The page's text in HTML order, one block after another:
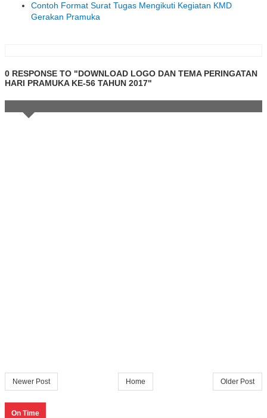
Contoh Format Surat Tugas Mengikuti Kegiatan KMD
Gerakan Pramuka
0 RESPONSE TO "DOWNLOAD LOGO DAN TEMA PERINGATAN
HARI PRAMUKA KE-56 TAHUN 2017"
Newer Post Older Post
Home
On Time